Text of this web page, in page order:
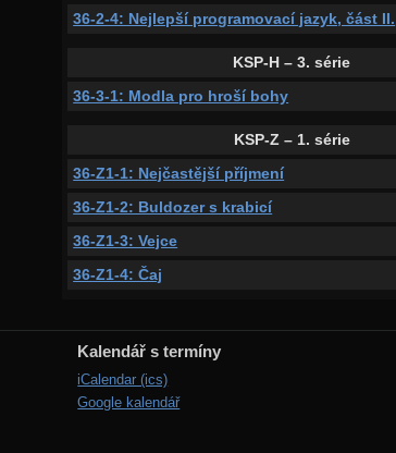
36-2-4: Nejlepší programovací jazyk, část II.
KSP-H – 3. série
36-3-1: Modla pro hroší bohy
KSP-Z – 1. série
36-Z1-1: Nejčastější příjmení
36-Z1-2: Buldozer s krabicí
36-Z1-3: Vejce
36-Z1-4: Čaj
Kalendář s termíny
iCalendar (ics)
Google kalendář